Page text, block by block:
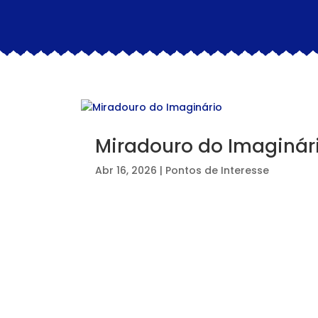
Miradouro do
Abr 16, 2026 | Pontos de Interesse